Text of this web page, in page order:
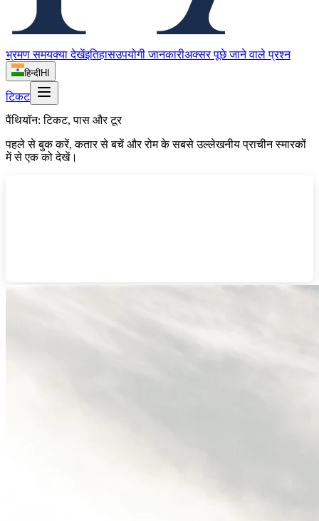
भ्रमण समयक्या देखेंइतिहासउपयोगी जानकारीअक्सर पूछे जाने वाले प्रश्न
हिन्दीHI
टिकट
पैंथियॉन: टिकट, पास और टूर
पहले से बुक करें, कतार से बचें और रोम के सबसे उल्लेखनीय प्राचीन स्मारकों
में से एक को देखें।